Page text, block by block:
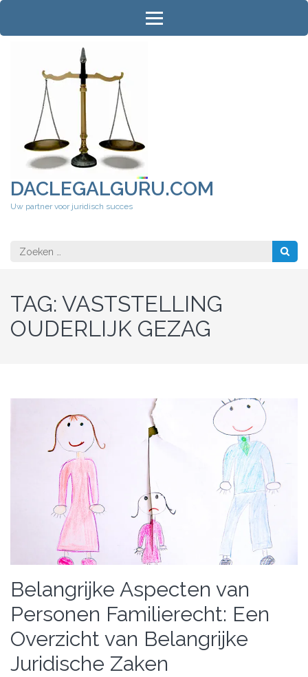
Ga
inhoud
DACLEGALGURU.COM
Uw partner voor juridisch succes
Zoeken
naar:
TAG: VASTSTELLING
OUDERLIJK GEZAG
Belangrijke Aspecten van
Personen Familierecht: Een
Overzicht van Belangrijke
Juridische Zaken